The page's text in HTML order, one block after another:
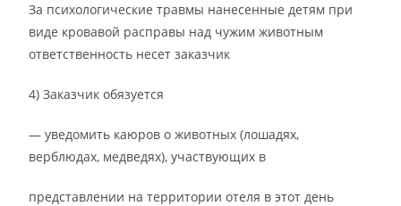
За психологические травмы нанесенные детям при
виде кровавой расправы над чужим животным
ответственность несет заказчик
4) Заказчик обязуется
— уведомить каюров о животных (лошадях,
верблюдах, медведях), участвующих в
представлении на территории отеля в этот день